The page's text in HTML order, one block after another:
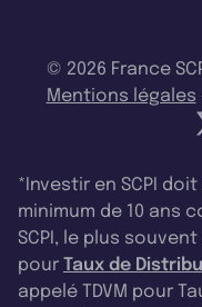
© 2026 France
Mentions légales
*Investir en SCPI
minimum de 10 ans
SCPI, le plus
pour Taux de
appelé TDVM pour